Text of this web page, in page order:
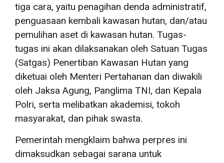
tiga cara, yaitu penagihan denda administratif,
penguasaan kembali kawasan hutan, dan/atau
pemulihan aset di kawasan hutan. Tugas-
tugas ini akan dilaksanakan oleh Satuan Tugas
(Satgas) Penertiban Kawasan Hutan yang
diketuai oleh Menteri Pertahanan dan diwakili
oleh Jaksa Agung, Panglima TNI, dan Kepala
Polri, serta melibatkan akademisi, tokoh
masyarakat, dan pihak swasta.
Pemerintah mengklaim bahwa perpres ini
dimaksudkan sebagai sarana untuk